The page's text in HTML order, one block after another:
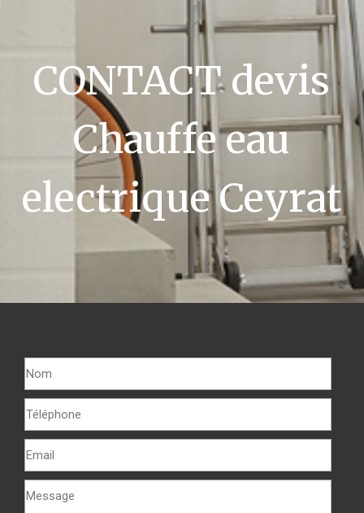
CONTACT devis
Chauffe eau
electrique Ceyrat